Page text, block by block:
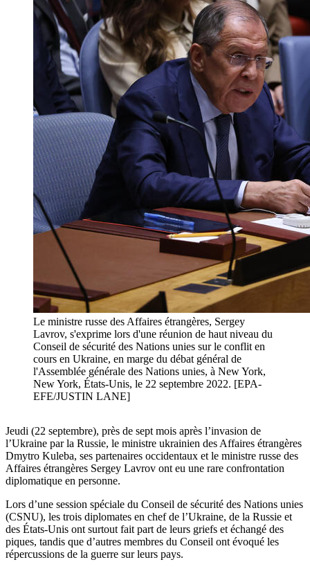
Le ministre russe des Affaires étrangères, Sergey
Lavrov, s'exprime lors d'une réunion de haut niveau du
Conseil de sécurité des Nations unies sur le conflit en
cours en Ukraine, en marge du débat général de
l'Assemblée générale des Nations unies, à New York,
New York, États-Unis, le 22 septembre 2022. [EPA-
EFE/JUSTIN LANE]
Jeudi (22 septembre), près de sept mois après l’invasion de
l’Ukraine par la Russie, le ministre ukrainien des Affaires étrangères
Dmytro Kuleba, ses partenaires occidentaux et le ministre russe des
Affaires étrangères Sergey Lavrov ont eu une rare confrontation
diplomatique en personne.
Lors d’une session spéciale du Conseil de sécurité des Nations unies
(CSNU), les trois diplomates en chef de l’Ukraine, de la Russie et
des États-Unis ont surtout fait part de leurs griefs et échangé des
piques, tandis que d’autres membres du Conseil ont évoqué les
répercussions de la guerre sur leurs pays.